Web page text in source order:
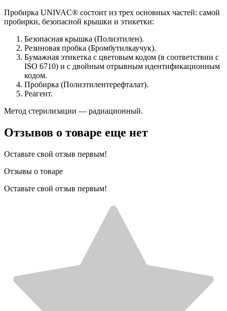
Пробирка UNIVAC® состоит из трех основных частей: самой
пробирки, безопасной крышки и этикетки:
Безопасная крышка (Полиэтилен).
Резиновая пробка (Бромбутилкаучук).
Бумажная этикетка с цветовым кодом (в соответствии с
ISO 6710) и с двойным отрывным идентификационным
кодом.
Пробирка (Полиэтилентерефталат).
Реагент.
Метод стерилизации — радиационный.
Отзывов о товаре еще нет
Оставьте свой отзыв первым!
Отзывы о товаре
Оставьте свой отзыв первым!